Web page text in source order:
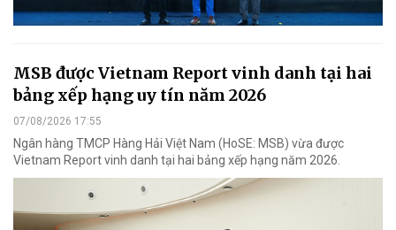
MSB được Vietnam Report vinh danh tại hai
bảng xếp hạng uy tín năm 2026
07/08/2026 17:55
Ngân hàng TMCP Hàng Hải Việt Nam (HoSE: MSB) vừa được
Vietnam Report vinh danh tại hai bảng xếp hạng năm 2026.